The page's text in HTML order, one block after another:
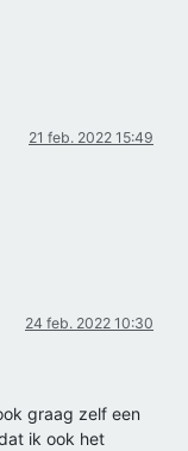
21 feb. 2022 15:49
24 feb. 2022 10:30
graag zelf een
ik ook het